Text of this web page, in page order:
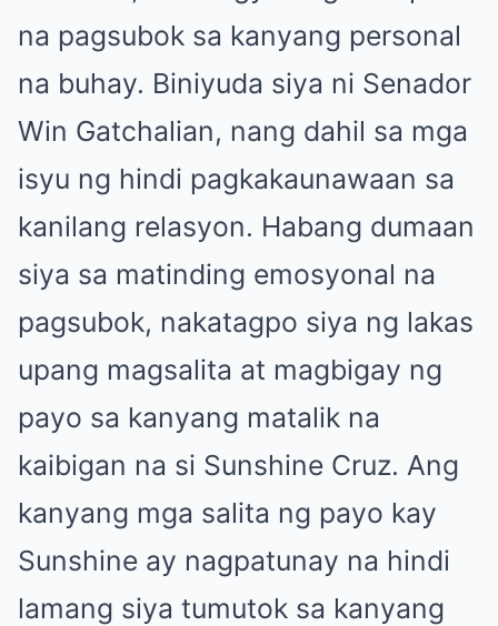
na pagsubok sa kanyang personal
na buhay. Biniyuda siya ni Senador
Win Gatchalian, nang dahil sa mga
isyu ng hindi pagkakaunawaan sa
kanilang relasyon. Habang dumaan
siya sa matinding emosyonal na
pagsubok, nakatagpo siya ng lakas
upang magsalita at magbigay ng
payo sa kanyang matalik na
kaibigan na si Sunshine Cruz. Ang
kanyang mga salita ng payo kay
Sunshine ay nagpatunay na hindi
lamang siya tumutok sa kanyang